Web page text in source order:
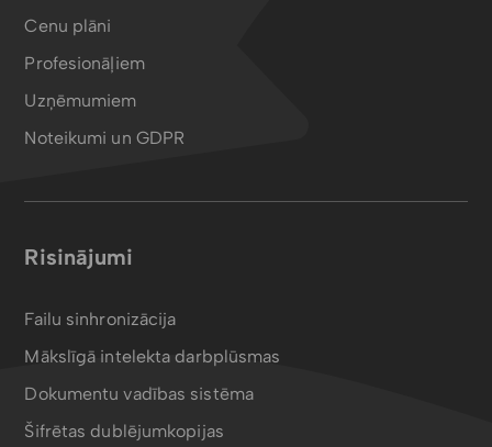
Cenu plāni
Profesionāļiem
Uzņēmumiem
Noteikumi un GDPR
Risinājumi
Failu sinhronizācija
Mākslīgā intelekta darbplūsmas
Dokumentu vadības sistēma
Šifrētas dublējumkopijas